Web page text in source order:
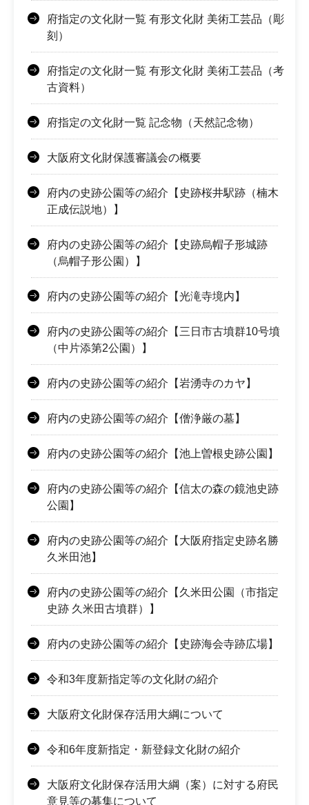
府指定の文化財一覧 有形文化財 美術工芸品（彫
刻）
府指定の文化財一覧 有形文化財 美術工芸品（考
古資料）
府指定の文化財一覧 記念物（天然記念物）
大阪府文化財保護審議会の概要
府内の史跡公園等の紹介【史跡桜井駅跡（楠木
正成伝説地）】
府内の史跡公園等の紹介【史跡烏帽子形城跡
（烏帽子形公園）】
府内の史跡公園等の紹介【光滝寺境内】
府内の史跡公園等の紹介【三日市古墳群10号墳
（中片添第2公園）】
府内の史跡公園等の紹介【岩湧寺のカヤ】
府内の史跡公園等の紹介【僧浄厳の墓】
府内の史跡公園等の紹介【池上曽根史跡公園】
府内の史跡公園等の紹介【信太の森の鏡池史跡
公園】
府内の史跡公園等の紹介【大阪府指定史跡名勝
久米田池】
府内の史跡公園等の紹介【久米田公園（市指定
史跡 久米田古墳群）】
府内の史跡公園等の紹介【史跡海会寺跡広場】
令和3年度新指定等の文化財の紹介
大阪府文化財保存活用大綱について
令和6年度新指定・新登録文化財の紹介
大阪府文化財保存活用大綱（案）に対する府民
意見等の募集について